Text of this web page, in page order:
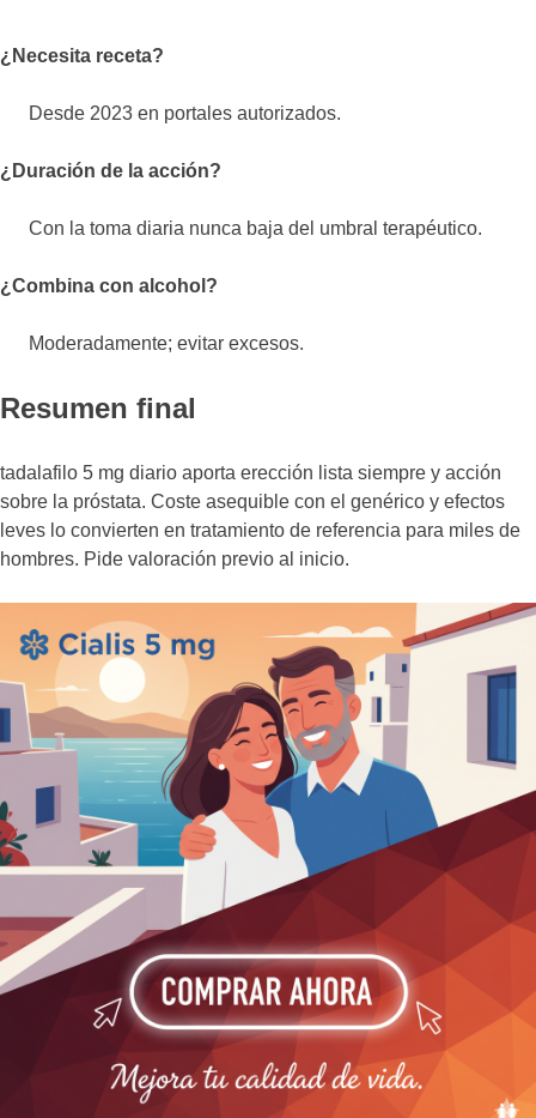
¿Necesita receta?
Desde 2023 en portales autorizados.
¿Duración de la acción?
Con la toma diaria nunca baja del umbral terapéutico.
¿Combina con alcohol?
Moderadamente; evitar excesos.
Resumen final
tadalafilo 5 mg diario aporta erección lista siempre y acción
sobre la próstata. Coste asequible con el genérico y efectos
leves lo convierten en tratamiento de referencia para miles de
hombres. Pide valoración previo al inicio.